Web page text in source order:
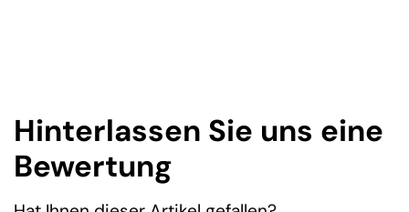
Hinterlassen Sie uns eine
Bewertung